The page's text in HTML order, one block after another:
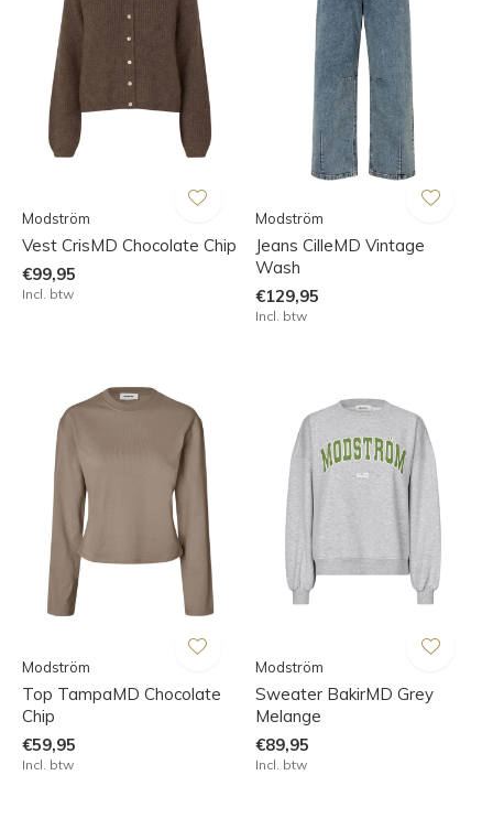
Modström
Vest CrisMD Chocolate Chip
€99,95
Incl. btw
Modström
Jeans CilleMD Vintage
Wash
€129,95
Incl. btw
Modström
Top TampaMD Chocolate
Chip
€59,95
Incl. btw
Modström
Sweater BakirMD Grey
Melange
€89,95
Incl. btw